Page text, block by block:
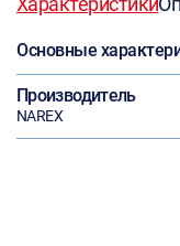
Основные
Производитель
NAREX